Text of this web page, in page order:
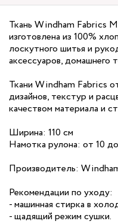
Ткань Windham Fabrics
изготовлена из 100%
лоскутного шитья и
аксессуаров, домашнего
Ткани Windham Fabrics
дизайнов, текстур и
качеством материала и
Ширина: 110 см
Намотка рулона: от 10
Производитель:
Рекомендации по уходу:
- машинная стирка в
- щадящий режим сушки.